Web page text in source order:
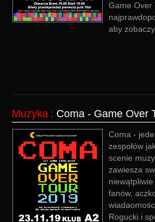
Game Over
aby
Muzyka : Coma - Game Over
Coma -
zespołów
scenie
zawiesza
fanów,
Rogucki i